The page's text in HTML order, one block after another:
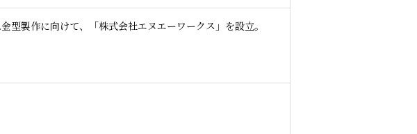
型製作に向けて、「株式会社エヌエーワークス」を設立。